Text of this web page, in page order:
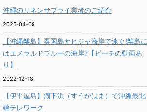
沖縄のリネンサプライ業者のご紹介
2025-04-09
【沖縄離島】粟国島ヤヒジャ海岸で泳ぐ!離島に
はエメラルドブルーの海岸?【ビーチの動画あ
り】
2022-12-18
【伊平屋島】潮下浜（すうがはま）で沖縄最北
端テレワーク